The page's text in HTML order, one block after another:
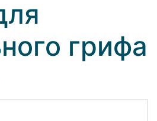
грифа